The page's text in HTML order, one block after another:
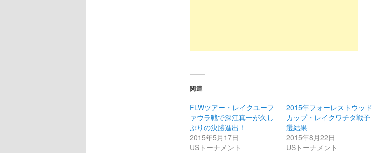
関連
FLWツアー・レイクユーフ
ァウラ戦で深江真一が久し
ぶりの決勝進出！
2015年5月17日
USトーナメント
2015年フォーレストウッド
カップ・レイクワチタ戦予
選結果
2015年8月22日
USトーナメント